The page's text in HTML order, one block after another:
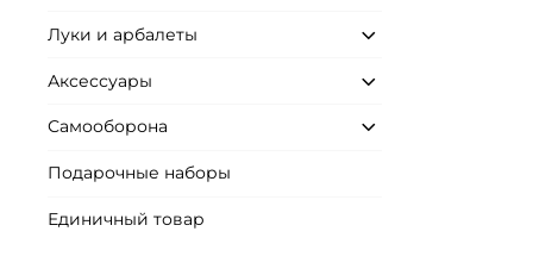
Луки и арбалеты
Аксессуары
Самооборона
Подарочные наборы
Единичный товар